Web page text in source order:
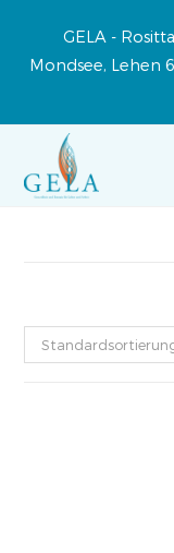
GELA -
Mondsee, Lehen